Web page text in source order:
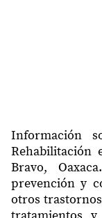
Información
Rehabilitación
Bravo,
prevención y
otros